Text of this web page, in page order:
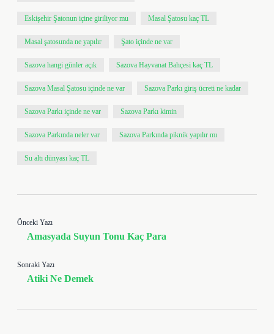
Eskişehir Şatonun içine giriliyor mu Masal Şatosu kaç TL
Masal şatosunda ne yapılır Şato içinde ne var
Sazova hangi günler açık Sazova Hayvanat Bahçesi kaç TL
Sazova Masal Şatosu içinde ne var Sazova Parkı giriş ücreti ne kadar
Sazova Parkı içinde ne var Sazova Parkı kimin
Sazova Parkında neler var Sazova Parkında piknik yapılır mı
Su altı dünyası kaç TL
Önceki Yazı
Amasyada Suyun Tonu Kaç Para
Sonraki Yazı
Atiki Ne Demek